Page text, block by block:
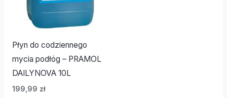
Płyn do codziennego
mycia podłóg – PRAMOL
DAILYNOVA 10L
199,99 zł